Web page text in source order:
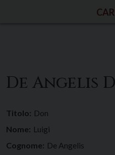
De Angelis
Titolo: Don
Nome: Luigi
Cognome: De Angelis